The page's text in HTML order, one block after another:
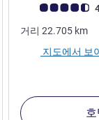
고객 평점 (ALL 평
거리 22.705 km
지도에서 보